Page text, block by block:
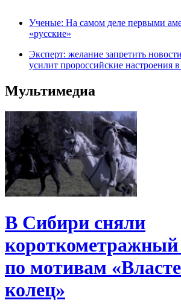
Ученые: На самом деле первыми
«русские»
Эксперт: желание запретить
усилит пророссийские настроения
Мультимедиа
В Сибири сняли
по мотивам
колец»